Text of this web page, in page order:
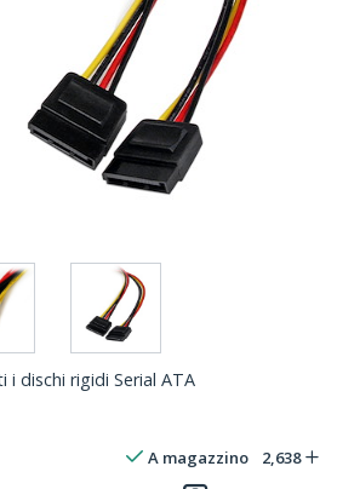
dischi rigidi Serial ATA
A magazzino 2,638